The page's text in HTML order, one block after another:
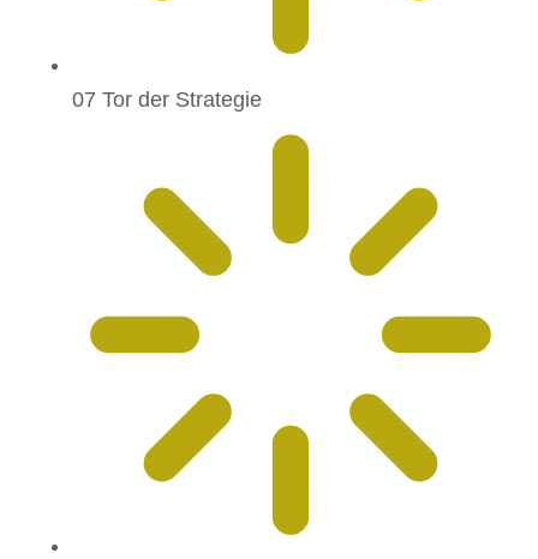
07 Tor der Strategie